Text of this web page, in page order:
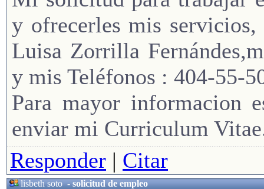
y ofrecerles mis servicios,
Luisa Zorrilla
y mis Teléfonos : 404-55-
Para mayor informacion
enviar mi Curriculum
Responder | Citar
lisbeth soto-solicitud de empleo